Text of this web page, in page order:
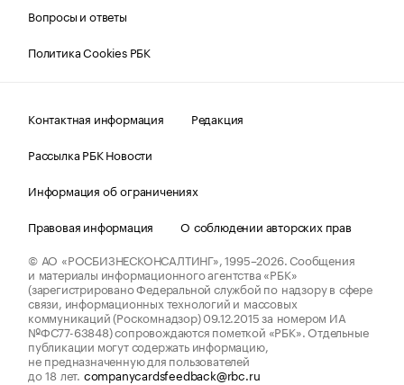
Вопросы и ответы
Политика Cookies РБК
Контактная информация
Редакция
Рассылка РБК Новости
Информация об ограничениях
Правовая информация
О соблюдении авторских прав
© АО «РОСБИЗНЕСКОНСАЛТИНГ»,1995–2026.Сообщения
и материалы информационного агентства «РБК»
(зарегистрировано Федеральной службой по надзору в сфере
связи, информационных технологий и массовых
коммуникаций (Роскомнадзор) 09.12.2015 за номером ИА
№ФС77-63848) сопровождаются пометкой «РБК». Отдельные
публикации могут содержать информацию,
не предназначенную для пользователей
до 18 лет. companycardsfeedback@rbc.ru